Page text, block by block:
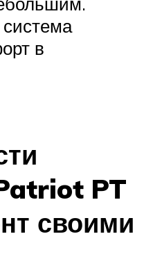
в
PT
своими